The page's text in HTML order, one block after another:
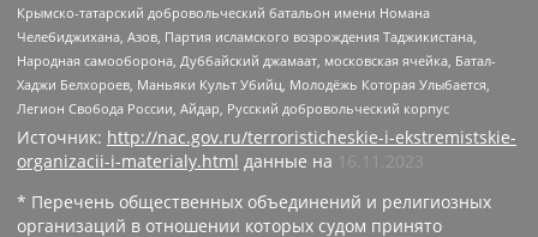
Крымско-татарский добровольческий батальон имени Номана
Челебиджихана, Азов, Партия исламского возрождения Таджикистана,
Народная самооборона, Дуббайский джамаат, московская ячейка, Батал-
Хаджи Белхороев, Маньяки Культ Убийц, Молодёжь Которая Улыбается,
Легион Свобода России, Айдар, Русский добровольческий корпус
Источник: http://nac.gov.ru/terroristicheskie-i-ekstremistskie-
organizacii-i-materialy.html данные на
16.11.2023
* Перечень общественных объединений и религиозных
организаций в отношении которых судом принято